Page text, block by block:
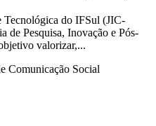
Tecnológica do IFSul (JIC-
de Pesquisa, Inovação e Pós-
valorizar,...
Comunicação Social